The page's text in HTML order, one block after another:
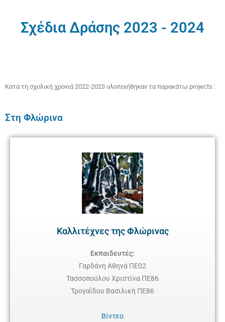
Σχέδια Δράσης 2023 - 2024
Κατά τη σχολική χρονιά 2022-2023 υλοποιήθηκαν τα παρακάτω projects :
Στη Φλώρινα
Καλλιτέχνες της Φλώρινας
Εκπαιδευτές:
Γαρδάνη Αθηνά ΠΕ02
Τασσοπούλου Χριστίνα ΠΕ86
Τρογαΐδου Βασιλική ΠΕ86
Βίντεο